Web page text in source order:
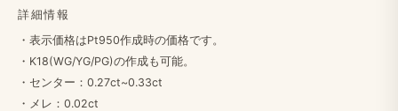
詳細情報
・​表示価格は​Pt950作成時の​価格です。
・K18(WG/YG/PG)の​作成も​可能。
・センター：0.27ct~0.33ct
・​メレ：0.02ct